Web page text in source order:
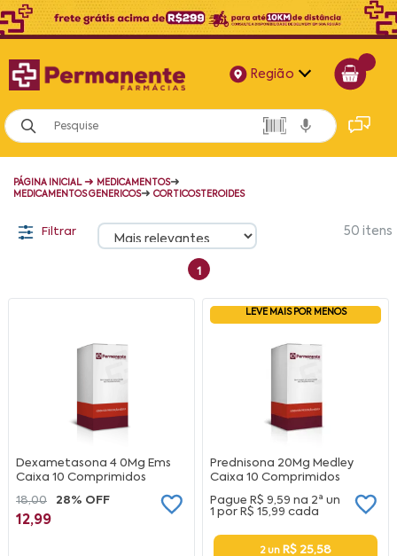
Região
Alagoas
Bahia
Pernambuco
PÁGINA INICIAL ➜ MEDICAMENTOS➜
MEDICAMENTOS GENERICOS➜ CORTICOSTEROIDES
Filtrar 50 itens
1
Dexametasona 4 0Mg Ems
Caixa 10 Comprimidos
18,00
28% OFF
12,99
LEVE MAIS POR MENOS
Prednisona 20Mg Medley
Caixa 10 Comprimidos
Pague R$ 9,59 na 2ª un
1 por R$ 15,99 cada
2 un R$ 25,58